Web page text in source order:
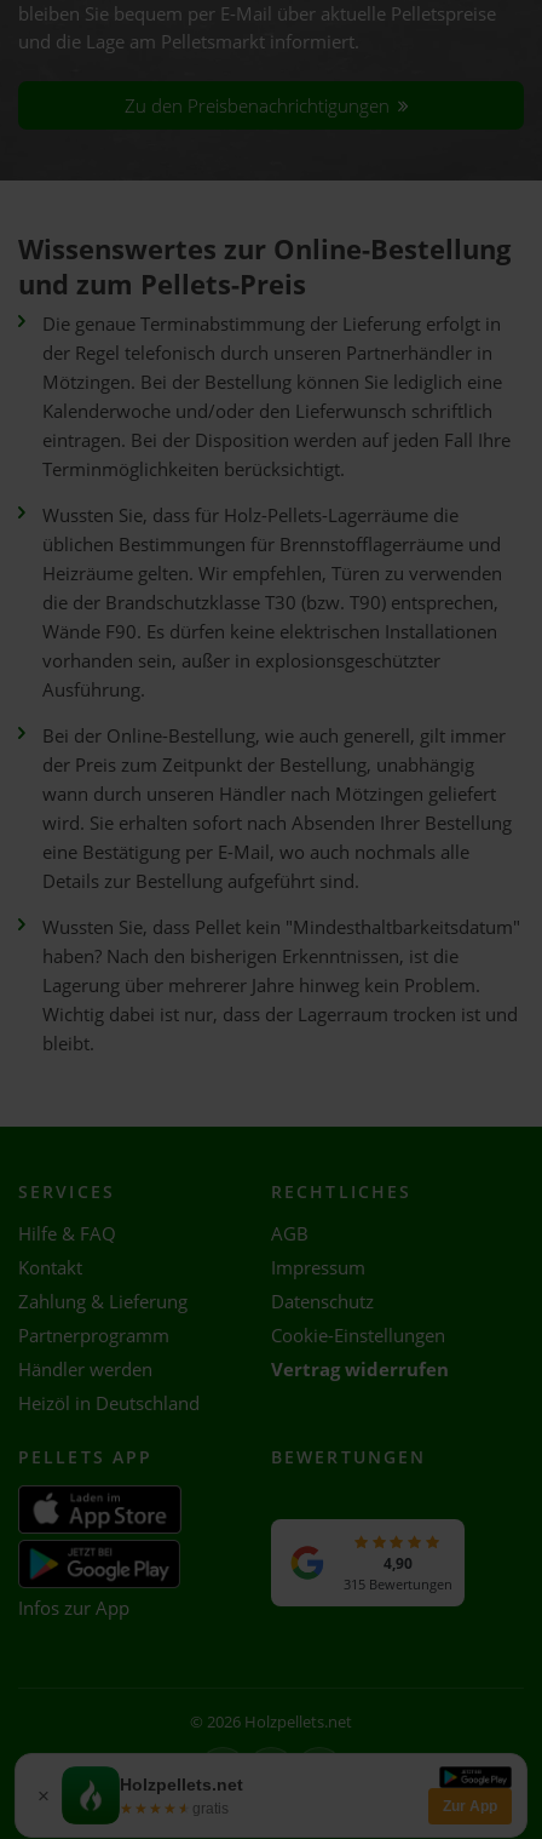
bleiben Sie bequem per E-Mail über aktuelle Pelletspreise
und die Lage am Pelletsmarkt informiert.
Zu den Preisbenachrichtigungen
Wissenswertes zur Online-Bestellung
und zum Pellets-Preis
Die genaue Terminabstimmung der Lieferung erfolgt in
der Regel telefonisch durch unseren Partnerhändler in
Mötzingen. Bei der Bestellung können Sie lediglich eine
Kalenderwoche und/oder den Lieferwunsch schriftlich
eintragen. Bei der Disposition werden auf jeden Fall Ihre
Terminmöglichkeiten berücksichtigt.
Wussten Sie, dass für Holz-Pellets-Lagerräume die
üblichen Bestimmungen für Brennstofflagerräume und
Heizräume gelten. Wir empfehlen, Türen zu verwenden
die der Brandschutzklasse T30 (bzw. T90) entsprechen,
Wände F90. Es dürfen keine elektrischen Installationen
vorhanden sein, außer in explosionsgeschützter
Ausführung.
Bei der Online-Bestellung, wie auch generell, gilt immer
der Preis zum Zeitpunkt der Bestellung, unabhängig
wann durch unseren Händler nach Mötzingen geliefert
wird. Sie erhalten sofort nach Absenden Ihrer Bestellung
eine Bestätigung per E-Mail, wo auch nochmals alle
Details zur Bestellung aufgeführt sind.
Wussten Sie, dass Pellet kein "Mindesthaltbarkeitsdatum"
haben? Nach den bisherigen Erkenntnissen, ist die
Lagerung über mehrerer Jahre hinweg kein Problem.
Wichtig dabei ist nur, dass der Lagerraum trocken ist und
bleibt.
× Holzpellets.net
★★★★★
★★★★★ gratis Zur App
SERVICES
Hilfe & FAQ
Kontakt
Zahlung & Lieferung
Partnerprogramm
Händler werden
Heizöl in Deutschland
RECHTLICHES
AGB
Impressum
Datenschutz
Cookie-Einstellungen
Vertrag widerrufen
PELLETS APP
Infos zur App
BEWERTUNGEN
4,90
315 Bewertungen
© 2026 Holzpellets.net
Facebook